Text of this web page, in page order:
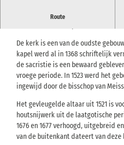
Route
Historische dorpskerk met
De kerk is een van de oudste
kapel werd al in 1368 schriftelijk
de sacristie is een bewaard
vroege periode. In 1523 werd het
ingewijd door de bisschop van
Het gevleugelde altaar uit 1521 is
houtsnijwerk uit de laatgotische
1676 en 1677 verhoogd, uitgebreid
van de buitenkant dateert van deze